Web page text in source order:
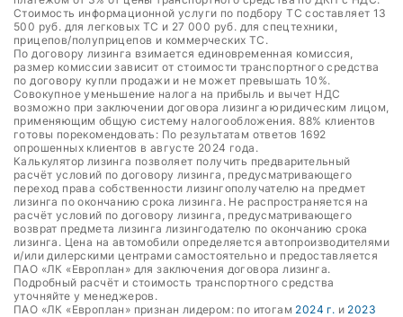
Стоимость информационной услуги по подбору ТС составляет 13
500 руб. для легковых ТС и 27 000 руб. для спецтехники,
прицепов/полуприцепов и коммерческих ТС.
По договору лизинга взимается единовременная комиссия,
размер комиссии зависит от стоимости транспортного средства
по договору купли продажи и не может превышать 10%.
Совокупное уменьшение налога на прибыль и вычет НДС
возможно при заключении договора лизинга юридическим лицом,
применяющим общую систему налогообложения. 88% клиентов
готовы порекомендовать: По результатам ответов 1692
опрошенных клиентов в августе 2024 года.
Калькулятор лизинга позволяет получить предварительный
расчёт условий по договору лизинга, предусматривающего
переход права собственности лизингополучателю на предмет
лизинга по окончанию срока лизинга. Не распространяется на
расчёт условий по договору лизинга, предусматривающего
возврат предмета лизинга лизингодателю по окончанию срока
лизинга. Цена на автомобили определяется автопроизводителями
и/или дилерскими центрами самостоятельно и предоставляется
ПАО «ЛК «Европлан» для заключения договора лизинга.
Подробный расчёт и стоимость транспортного средства
уточняйте у менеджеров.
ПАО «ЛК «Европлан» признан лидером: по итогам 2024 г. и 2023